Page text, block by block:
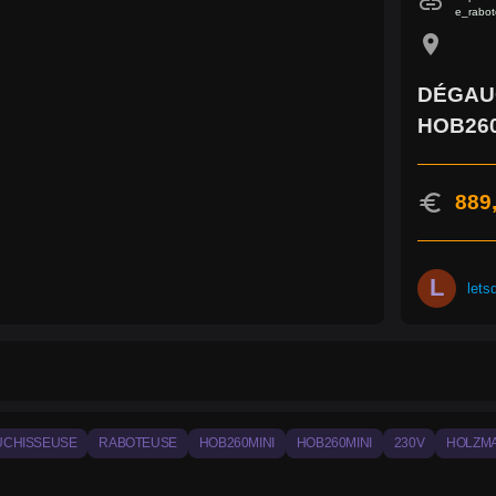
location_on
euro
L
RABOTEUSE HOB260MINI HOB260MINI 230V